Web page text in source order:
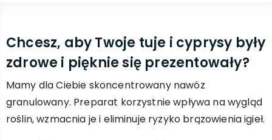
Chcesz, aby Twoje tuje i cyprysy były
zdrowe i pięknie się prezentowały?
Mamy dla Ciebie skoncentrowany nawóz
granulowany. Preparat korzystnie wpływa na wygląd
roślin, wzmacnia je i eliminuje ryzyko brązowienia igieł.